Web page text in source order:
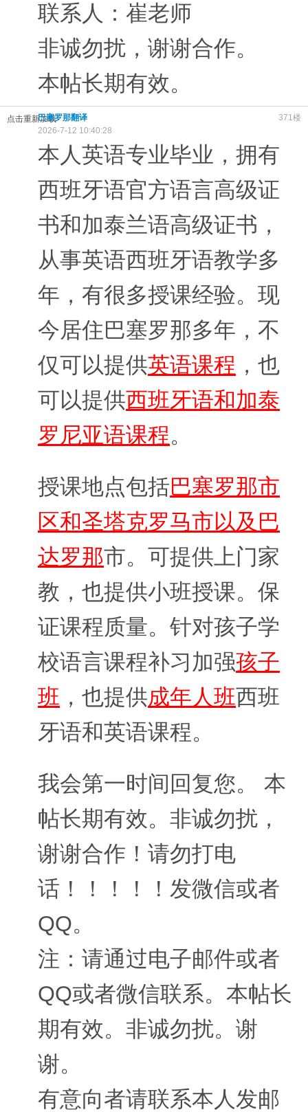
联系人：崔老师
非诚勿扰，谢谢合作。
本帖长期有效。
点击重新加载 371楼
巴塞罗那翻译
2026-7-12 10:40:28
本人英语专业毕业，拥有
西班牙语官方语言高级证
书和加泰兰语高级证书，
从事英语西班牙语教学多
年，有很多授课经验。现
今居住巴塞罗那多年，不
仅可以提供英语课程 ，也
可以提供西班牙语和加泰
罗尼亚语课程。
授课地点包括巴塞罗那市
区和圣塔克罗马市以及巴
达罗那市。可提供上门家
教，也提供小班授课。保
证课程质量。针对孩子学
校语言课程补习加强孩子
班 ，也提供成年人班西班
牙语和英语课程。
我会第一时间回复您。 本
帖长期有效。非诚勿扰，
谢谢合作！请勿打电
话！！！！！发微信或者
QQ。
注：请通过电子邮件或者
QQ或者微信联系。本帖长
期有效。非诚勿扰。谢
谢。
有意向者请联系本人发邮